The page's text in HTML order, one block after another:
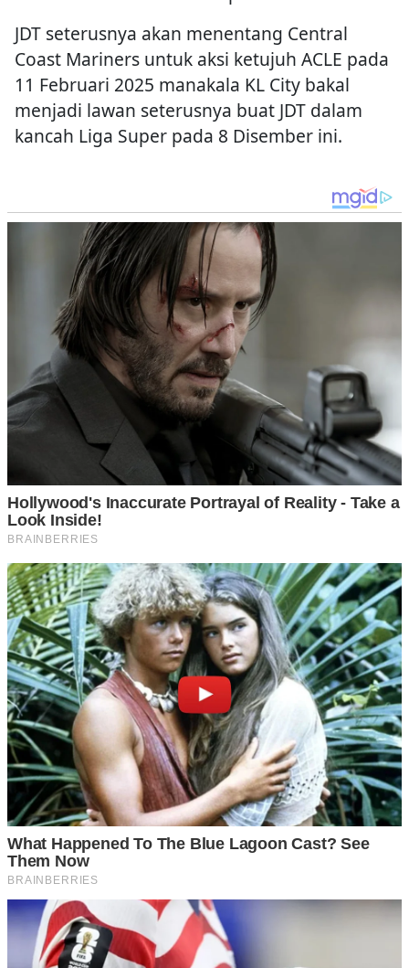
JDT seterusnya akan menentang Central
Coast Mariners untuk aksi ketujuh ACLE pada
11 Februari 2025 manakala KL City bakal
menjadi lawan seterusnya buat JDT dalam
kancah Liga Super pada 8 Disember ini.